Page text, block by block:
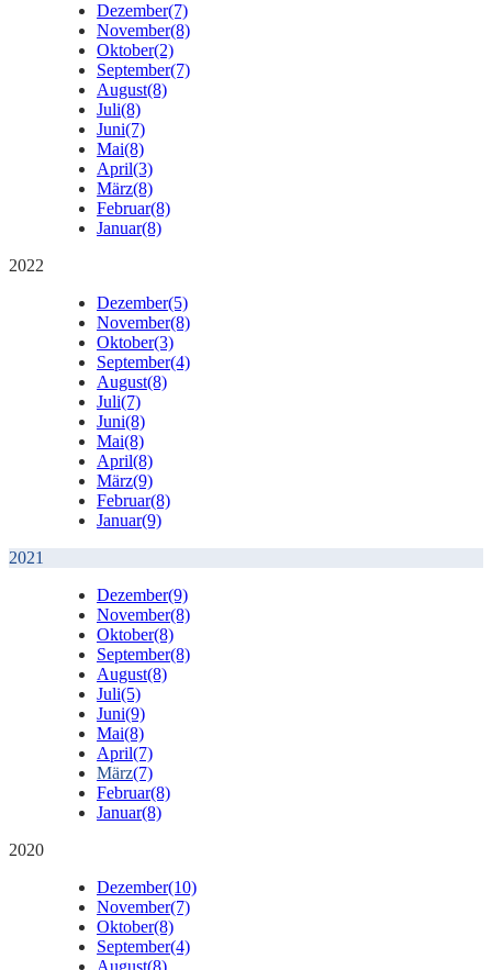
Dezember(7)
November(8)
Oktober(2)
September(7)
August(8)
Juli(8)
Juni(7)
Mai(8)
April(3)
März(8)
Februar(8)
Januar(8)
2022
Dezember(5)
November(8)
Oktober(3)
September(4)
August(8)
Juli(7)
Juni(8)
Mai(8)
April(8)
März(9)
Februar(8)
Januar(9)
2021
Dezember(9)
November(8)
Oktober(8)
September(8)
August(8)
Juli(5)
Juni(9)
Mai(8)
April(7)
März(7)
Februar(8)
Januar(8)
2020
Dezember(10)
November(7)
Oktober(8)
September(4)